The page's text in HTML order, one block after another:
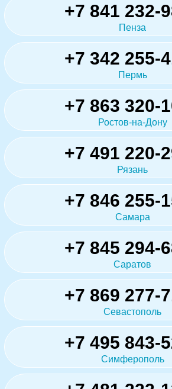
+7 841 232-
Пенза
+7 342 255-
Пермь
+7 863 320-
Ростов-на-Дону
+7 491 220-
Рязань
+7 846 255-
Самара
+7 845 294-
Саратов
+7 869 277-
Севастополь
+7 495 843-
Симферополь